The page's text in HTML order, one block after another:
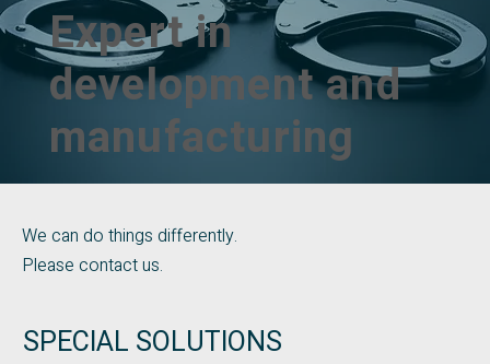
Expert in
development and
manufacturing
SPECIAL SOLUTIONS
We can do things differently.
Please contact us.